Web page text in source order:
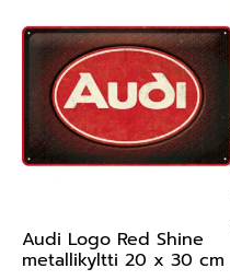
Audi Logo Red Shine
metallikyltti 20 x 30 cm